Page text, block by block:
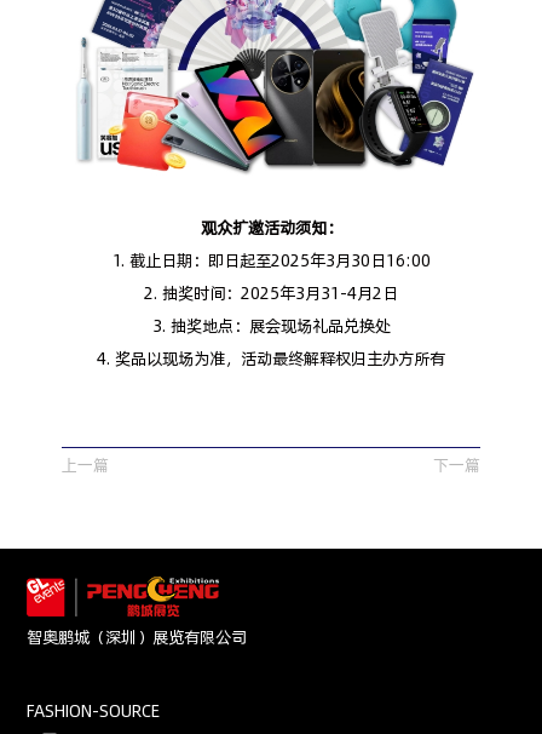
观众扩邀活动须知：
1. 截止日期：即日起至2025年3月30日16:00
2. 抽奖时间：2025年3月31-4月2日
3. 抽奖地点：展会现场礼品兑换处
4. 奖品以现场为准，活动最终解释权归主办方所有
上一篇 下一篇
智奥鹏城（深圳）展览有限公司
FASHION-SOURCE